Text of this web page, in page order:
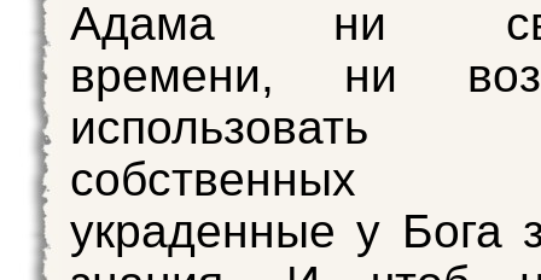
Адама ни
времени, ни
украденные у Бога